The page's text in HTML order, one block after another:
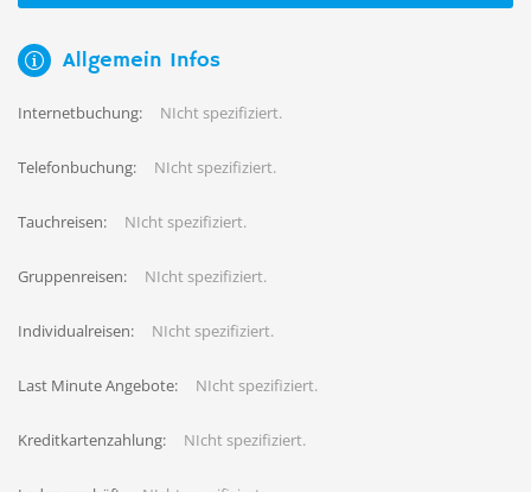
Allgemein Infos
Internetbuchung: NIcht spezifiziert.
Telefonbuchung: NIcht spezifiziert.
Tauchreisen: NIcht spezifiziert.
Gruppenreisen: NIcht spezifiziert.
Individualreisen: NIcht spezifiziert.
Last Minute Angebote: NIcht spezifiziert.
Kreditkartenzahlung: NIcht spezifiziert.